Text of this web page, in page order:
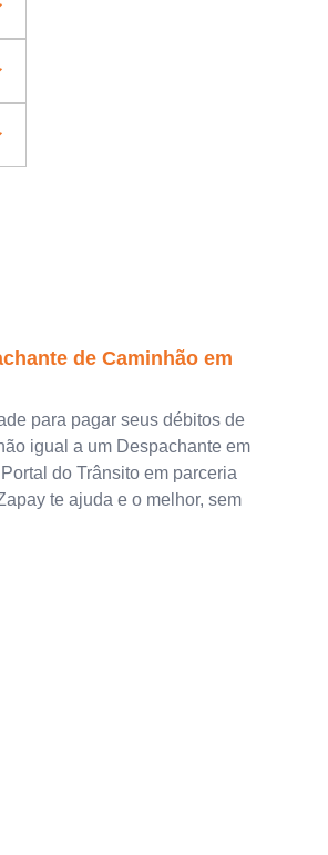
de Caminhão em
para pagar seus débitos de
igual a um Despachante em
do Trânsito em parceria
te ajuda e o melhor, sem